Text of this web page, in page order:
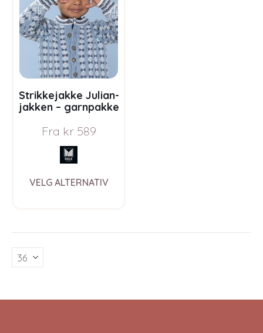
Strikkejakke Julian-
jakken – garnpakke
Baby Wool
Fra kr589
VELG ALTERNATIV
The